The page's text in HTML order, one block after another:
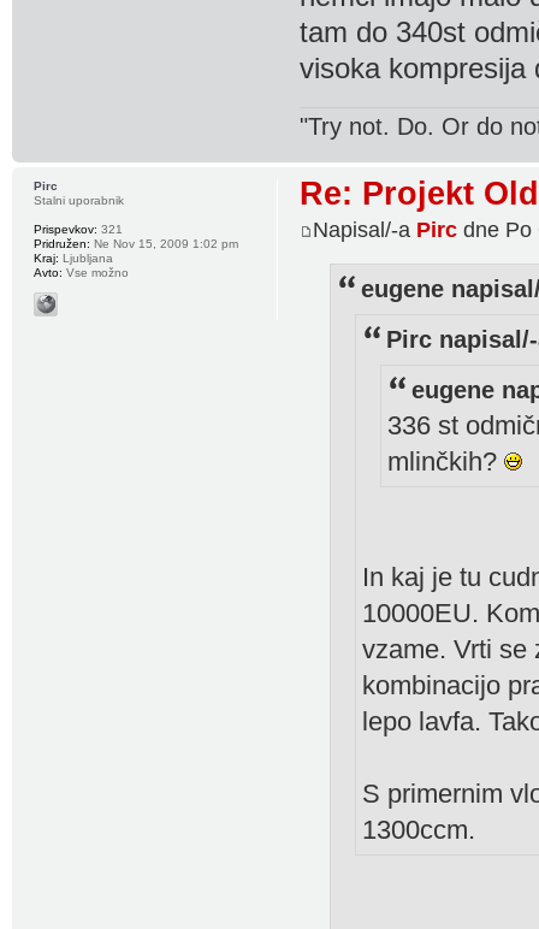
tam do 340st
visoka kompresija
"Try not. Do. Or do
Re: Projekt
Napisal/-a Pirc dne Po
eugene
Pirc
eugene
336 st
mlinčkih?
In kaj je tu
10000EU.
vzame. Vrti se
kombinacijo
lepo lavfa.
S primernim
1300ccm.
Pirc
Stalni uporabnik
Prispevkov: 321
Pridružen: Ne Nov 15, 2009 1:02 pm
Kraj: Ljubljana
Avto: Vse možno